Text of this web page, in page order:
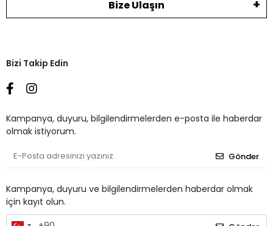
Bize Ulaşın
Bizi Takip Edin
Kampanya, duyuru, bilgilendirmelerden e-posta ile haberdar
olmak istiyorum.
Gönder
Kampanya, duyuru ve bilgilendirmelerden haberdar olmak
için kayıt olun.